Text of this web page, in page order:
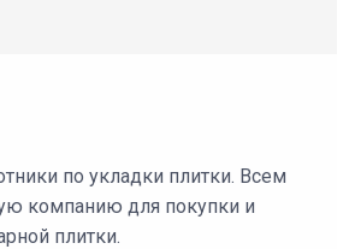
по укладки плитки. Всем
компанию для покупки и
плитки.